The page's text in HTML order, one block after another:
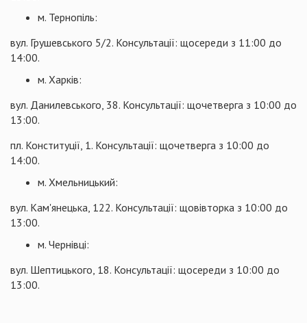
м. Тернопіль:
вул. Грушевського 5/2. Консультації: щосереди з 11:00 до
14:00.
м. Харків:
вул. Данилевського, 38. Консультації: щочетверга з 10:00 до
13:00.
пл. Конституції, 1. Консультації: щочетверга з 10:00 до
14:00.
м. Хмельницький:
вул. Кам'янецька, 122. Консультації: щовівторка з 10:00 до
13:00.
м. Чернівці:
вул. Шептицького, 18. Консультації: щосереди з 10:00 до
13:00.